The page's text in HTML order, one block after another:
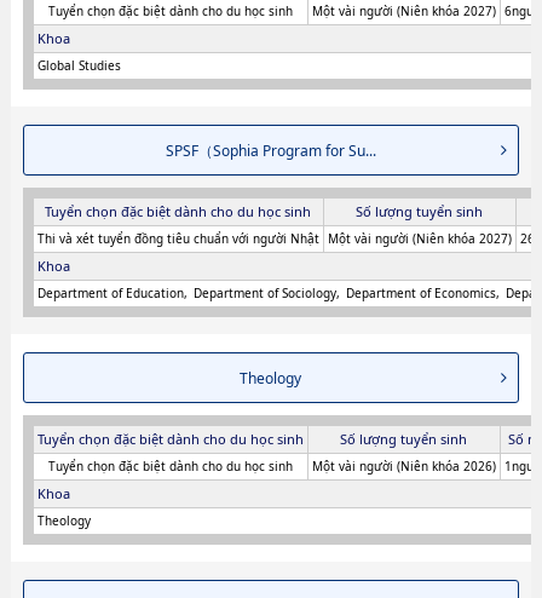
Tuyển chọn đặc biệt dành cho du học sinh Một vài người (Niên khóa 2027)
Khoa
Global Studies
SPSF（Sophia Program for Su...
Tuyển chọn đặc biệt dành cho du học sinh Số lượng tuyển sinh
Thi và xét tuyển đồng tiêu chuẩn với người Nhật Một vài người (Niên khóa 2027)
Khoa
Department of Education Department of Sociology Department of Economics
Theology
Tuyển chọn đặc biệt dành cho du học sinh Số lượng tuyển sinh Số
Tuyển chọn đặc biệt dành cho du học sinh Một vài người (Niên khóa 2026)
Khoa
Theology